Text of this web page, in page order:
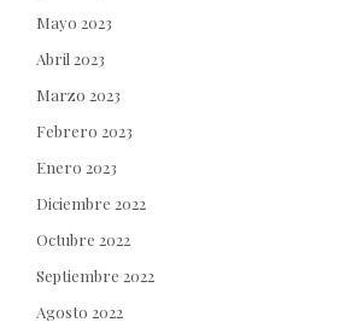
Mayo 2023
Abril 2023
Marzo 2023
Febrero 2023
Enero 2023
Diciembre 2022
Octubre 2022
Septiembre 2022
Agosto 2022